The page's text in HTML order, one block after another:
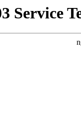
Service